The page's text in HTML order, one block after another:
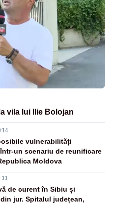
vila lui Ilie Bolojan
vulnerabilități
un scenariu de reunificare
Moldova
de curent în Sibiu și
jur. Spitalul județean,